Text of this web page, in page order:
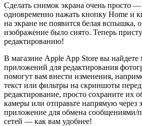
Сделать снимок экрана очень просто —
одновременно нажать кнопку Home и
на экране не появится белая вспышка,
изображение было снято. Теперь
редактированию!
В магазине Apple App Store вы найдете
приложений для редактирования
помогут вам внести изменения,
текст или фильтры на скриншоты
редактирование, просто сохраните их
камеры или отправьте напрямую через
приложение для обмена сообщениями/
сетей — как вам удобнее!